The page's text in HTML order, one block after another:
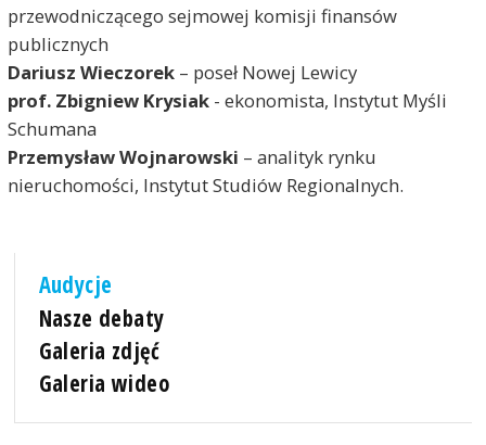
przewodniczącego sejmowej komisji finansów
publicznych
Dariusz Wieczorek– poseł Nowej Lewicy
prof. Zbigniew Krysiak- ekonomista, Instytut Myśli
Schumana
Przemysław Wojnarowski – analityk rynku
nieruchomości, Instytut Studiów Regionalnych.
Audycje
Nasze debaty
Galeria zdjęć
Galeria wideo